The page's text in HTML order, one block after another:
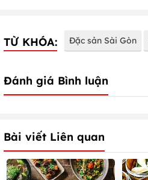
TỪ KHÓA: Đặc sản Sài Gòn
Đánh giá Bình luận
Bài viết Liên quan